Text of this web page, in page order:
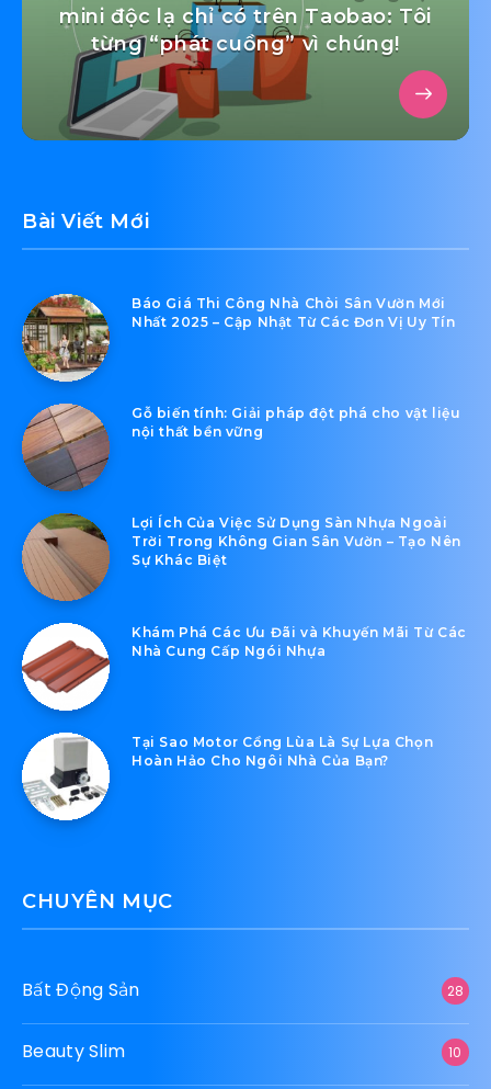
mini độc lạ chỉ có trên Taobao: Tôi
từng “phát cuồng” vì chúng!
Bài Viết Mới
Báo Giá Thi Công Nhà Chòi Sân Vườn Mới
Nhất 2025 – Cập Nhật Từ Các Đơn Vị Uy Tín
Gỗ biến tính: Giải pháp đột phá cho vật liệu
nội thất bền vững
Lợi Ích Của Việc Sử Dụng Sàn Nhựa Ngoài
Trời Trong Không Gian Sân Vườn – Tạo Nên
Sự Khác Biệt
Khám Phá Các Ưu Đãi và Khuyến Mãi Từ Các
Nhà Cung Cấp Ngói Nhựa
Tại Sao Motor Cổng Lùa Là Sự Lựa Chọn
Hoàn Hảo Cho Ngôi Nhà Của Bạn?
CHUYÊN MỤC
Bất Động Sản 28
Beauty Slim 10